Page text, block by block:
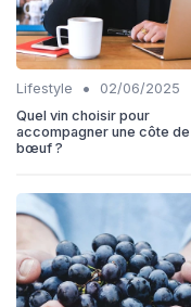
Lifestyle •
02/06/2025
Quel vin choisir pour
accompagner une côte de
bœuf ?